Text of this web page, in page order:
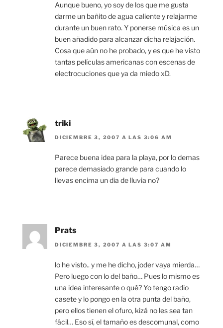
Aunque bueno, yo soy de los que me gusta
darme un bañito de agua caliente y relajarme
durante un buen rato. Y ponerse música es un
buen añadido para alcanzar dicha relajación.
Cosa que aún no he probado, y es que he visto
tantas películas americanas con escenas de
electrocuciones que ya da miedo xD.
triki
DICIEMBRE 3, 2007 A LAS 3:06 AM
Parece buena idea para la playa, por lo demas
parece demasiado grande para cuando lo
llevas encima un dia de lluvia no?
Prats
DICIEMBRE 3, 2007 A LAS 3:07 AM
lo he visto.. y me he dicho, joder vaya mierda…
Pero luego con lo del baño… Pues lo mismo es
una idea interesante o qué? Yo tengo radio
casete y lo pongo en la otra punta del baño,
pero ellos tienen el ofuro, kizá no les sea tan
fácil… Eso sí, el tamaño es descomunal, como